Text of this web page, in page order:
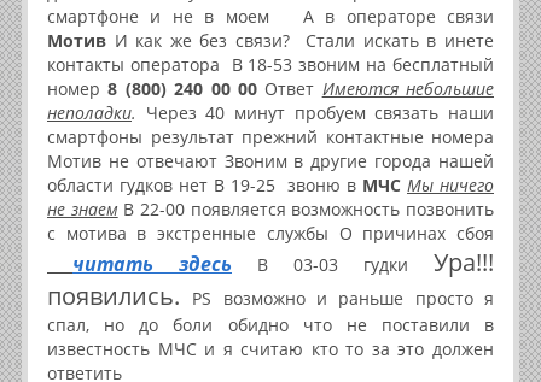
смартфоне и не в моем А в операторе связи
Мотив И как же без связи? Стали искать в инете
контакты оператора В 18-53 звоним на бесплатный
номер8 (800) 240 00 00Ответ Имеются небольшие
неполадки. Через 40 минут пробуем связать наши
смартфоны результат прежний контактные номера
Мотив не отвечают Звоним в другие города нашей
области гудков нет В 19-25 звоню в МЧС Мы ничего
не знаемВ 22-00 появляется возможность позвонить
с мотива в экстренные службы О причинах сбоя
читать здесь В 03-03 гудки Ура!!!
появились.
PS возможно и раньше просто я
спал, но до боли обидно что не поставили в
известность МЧС и я считаю кто то за это должен
ответить